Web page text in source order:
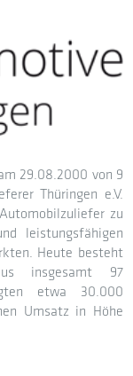
29.08.2000 von 9
Thüringen e.V.
zu
leistungsfähigen
Heute besteht
insgesamt 97
etwa 30.000
Umsatz in Höhe